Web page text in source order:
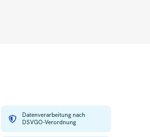
Datenverarbeitung nach
DSVGO-Verordnung